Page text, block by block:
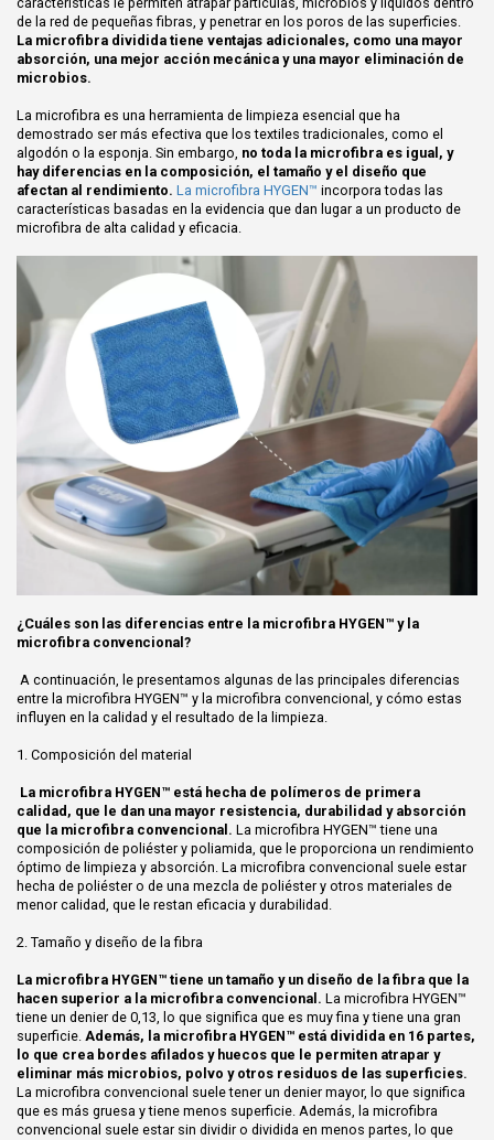
de la red de pequeñas fibras, y penetrar en los poros de las superficies.
La microfibra dividida tiene ventajas adicionales, como una mayor
absorción, una mejor acción mecánica y una mayor eliminación de
microbios.
La microfibra es una herramienta de limpieza esencial que ha
demostrado ser más efectiva que los textiles tradicionales, como el
algodón o la esponja. Sin embargo, no toda la microfibra es igual, y
hay diferencias en la composición, el tamaño y el diseño que
afectan al rendimiento. La microfibra HYGEN™ incorpora todas las
características basadas en la evidencia que dan lugar a un producto de
microfibra de alta calidad y eficacia.
¿Cuáles son las diferencias entre la microfibra HYGEN™ y la
microfibra convencional?
A continuación, le presentamos algunas de las principales diferencias
entre la microfibra HYGEN™ y la microfibra convencional, y cómo estas
influyen en la calidad y el resultado de la limpieza.
1. Composición del material
La microfibra HYGEN™ está hecha de polímeros de primera
calidad, que le dan una mayor resistencia, durabilidad y absorción
que la microfibra convencional. La microfibra HYGEN™ tiene una
composición de poliéster y poliamida, que le proporciona un rendimiento
óptimo de limpieza y absorción. La microfibra convencional suele estar
hecha de poliéster o de una mezcla de poliéster y otros materiales de
menor calidad, que le restan eficacia y durabilidad.
2. Tamaño y diseño de la fibra
La microfibra HYGEN™ tiene un tamaño y un diseño de la fibra que la
hacen superior a la microfibra convencional. La microfibra HYGEN™
tiene un denier de 0,13, lo que significa que es muy fina y tiene una gran
superficie. Además, la microfibra HYGEN™ está dividida en 16 partes,
lo que crea bordes afilados y huecos que le permiten atrapar y
eliminar más microbios, polvo y otros residuos de las superficies.
La microfibra convencional suele tener un denier mayor, lo que significa
que es más gruesa y tiene menos superficie. Además, la microfibra
convencional suele estar sin dividir o dividida en menos partes, lo que